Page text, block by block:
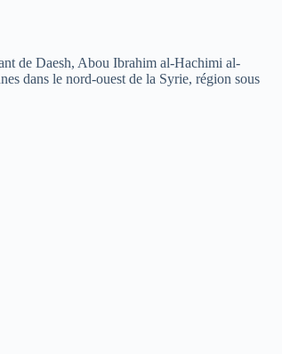
de Daesh, Abou Ibrahim al-Hachimi al-
dans le nord-ouest de la Syrie, région sous